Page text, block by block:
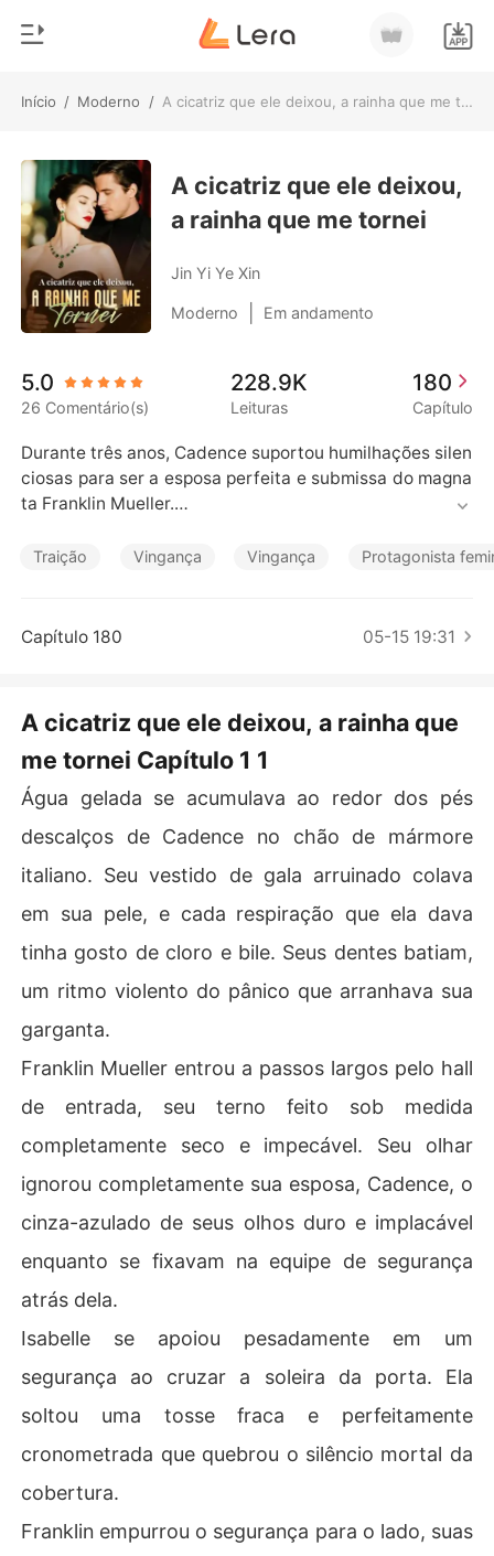
Início / Moderno / A cicatriz que ele deixou, a rainha que me tornei
0
Loja
Histórico
Sair
Baixar App
Gênero
Moderno
Lobisomem
Contos
Bilionários
Contos Curtos
A cicatriz que ele deixou,
a rainha que me tornei
Jin Yi Ye Xin
Moderno Em andamento
5.0
26 Comentário(s)
228.9K
Leituras
180
Capítulo
Durante três anos, Cadence suportou humilhações silen
ciosas para ser a esposa perfeita e submissa do magna
ta Franklin Mueller.
Mas em uma gala luxuosa, a amante dele, Isabelle, forjo
idado em um cobertor aquecido e olhou para a própria
esposa com puro nojo.
"Seu ciúme é uma doença. Se encostar um dedo nela d
e novo, eu peço o divórcio e destruo a sua família."
Ele virou as costas e a deixou desabar no chão frio de
mármore. Franklin havia esquecido completamente que
am adquiridas há quatro anos, quando ela afundou nas
águas congelantes do rio Hudson para salvar a vida de
O peito de Cadence se apertou até sufocar. Três anos s
angrando por um amor que ele tratava como lixo. Como
ele pôde ser tão cego a ponto de proteger uma mentiro
sa e zombar do trauma letal que ela ganhou por ele?
O amor desesperado e tolo fragmentou-se em vidro mo
rto. Ela assinou os papéis do divórcio, deixou a aliança
para trás e ativou um telefone criptografado que Frankl
in desconhecia.
"Executar."
Naquela noite, a frágil Sra. Mueller morreu. Após cobrir
a cicatriz com uma tatuagem letal de borboleta, ela ret
ornou à alta sociedade não como uma esposa descarta
da, mas como a verdadeira herdeira bilionária e a cirur
giã mais temida do submundo, pronta para dissecar o m
undo perfeito de Franklin.
Traição Vingança Vingança Protagonista
Capítulo 180 05-15 19:31
A cicatriz que ele deixou, a rainha que
me tornei Capítulo 1 1
Água gelada se acumulava ao redor dos pés
descalços de Cadence no chão de mármore
italiano. Seu vestido de gala arruinado colava
em sua pele, e cada respiração que ela dava
tinha gosto de cloro e bile. Seus dentes batiam,
um ritmo violento do pânico que arranhava sua
garganta.
Franklin Mueller entrou a passos largos pelo hall
de entrada, seu terno feito sob medida
completamente seco e impecável. Seu olhar
ignorou completamente sua esposa, Cadence, o
cinza-azulado de seus olhos duro e implacável
enquanto se fixavam na equipe de segurança
atrás dela.
Isabelle se apoiou pesadamente em um
segurança ao cruzar a soleira da porta. Ela
soltou uma tosse fraca e perfeitamente
cronometrada que quebrou o silêncio mortal da
cobertura.
Franklin empurrou o segurança para o lado, suas